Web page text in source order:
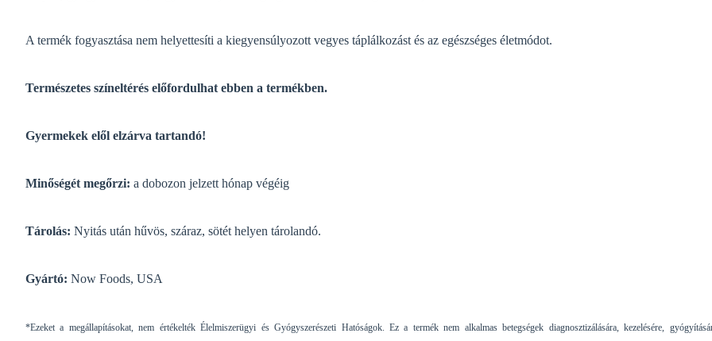
A termék fogyasztása nem helyettesíti a kiegyensúlyozott vegyes táplálkozást és az egészséges életmódot.
Természetes színeltérés előfordulhat ebben a termékben.
Gyermekek elől elzárva tartandó!
Minőségét megőrzi: a dobozon jelzett hónap végéig
Tárolás: Nyitás után hűvös, száraz, sötét helyen tárolandó.
Gyártó: Now Foods, USA
*Ezeket a megállapításokat, nem értékelték Élelmiszerügyi és Gyógyszerészeti Hatóságok. Ez a termék nem alkalmas betegségek diagnosztizálására, kezelésére,